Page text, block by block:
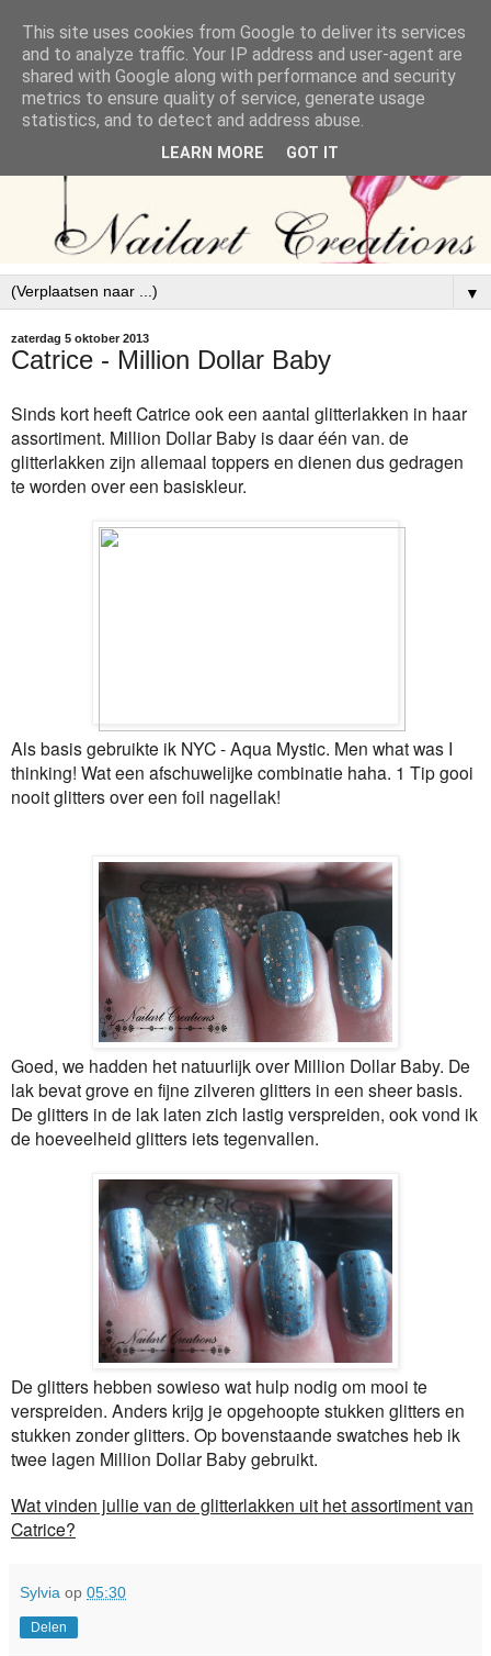
▼
zaterdag 5 oktober 2013
Catrice - Million Dollar Baby
Sinds kort heeft Catrice ook een aantal glitterlakken in haar
assortiment. Million Dollar Baby is daar één van. de
glitterlakken zijn allemaal toppers en dienen dus gedragen
te worden over een basiskleur.
Als basis gebruikte ik NYC - Aqua Mystic. Men what was I
thinking! Wat een afschuwelijke combinatie haha. 1 Tip gooi
nooit glitters over een foil nagellak!
Goed, we hadden het natuurlijk over Million Dollar Baby. De
lak bevat grove en fijne zilveren glitters in een sheer basis.
De glitters in de lak laten zich lastig verspreiden, ook vond ik
de hoeveelheid glitters iets tegenvallen.
De glitters hebben sowieso wat hulp nodig om mooi te
verspreiden. Anders krijg je opgehoopte stukken glitters en
stukken zonder glitters. Op bovenstaande swatches heb ik
twee lagen Million Dollar Baby gebruikt.
Wat vinden jullie van de glitterlakken uit het assortiment van
Catrice?
Sylvia op 05:30
Delen
This site uses cookies from Google to deliver its services
and to analyze traffic. Your IP address and user-agent are
shared with Google along with performance and security
metrics to ensure quality of service, generate usage
statistics, and to detect and address abuse.
LEARN MORE GOT IT